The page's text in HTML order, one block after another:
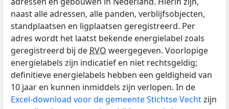
naast alle adressen, alle panden, verblijfsobjecten,
standplaatsen en ligplaatsen geregistreerd. Per
adres wordt het laatst bekende energielabel zoals
geregistreerd bij de RVO weergegeven. Voorlopige
energielabels zijn indicatief en niet rechtsgeldig;
definitieve energielabels hebben een geldigheid van
10 jaar en kunnen inmiddels zijn verlopen. In de
Excel-download voor de gemeente Stichtse Vechtzijn